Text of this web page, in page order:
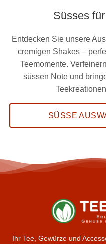
Süsses
Entdecken Sie unsere
cremigen Shakes –
Teemomente.
süssen Note und
SÜSSE
Ihr Tee, Gewürze und